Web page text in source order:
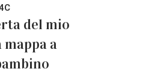
del mio
mappa a